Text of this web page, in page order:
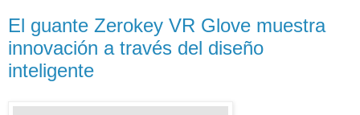
El guante Zerokey VR Glove muestra
innovación a través del diseño
inteligente